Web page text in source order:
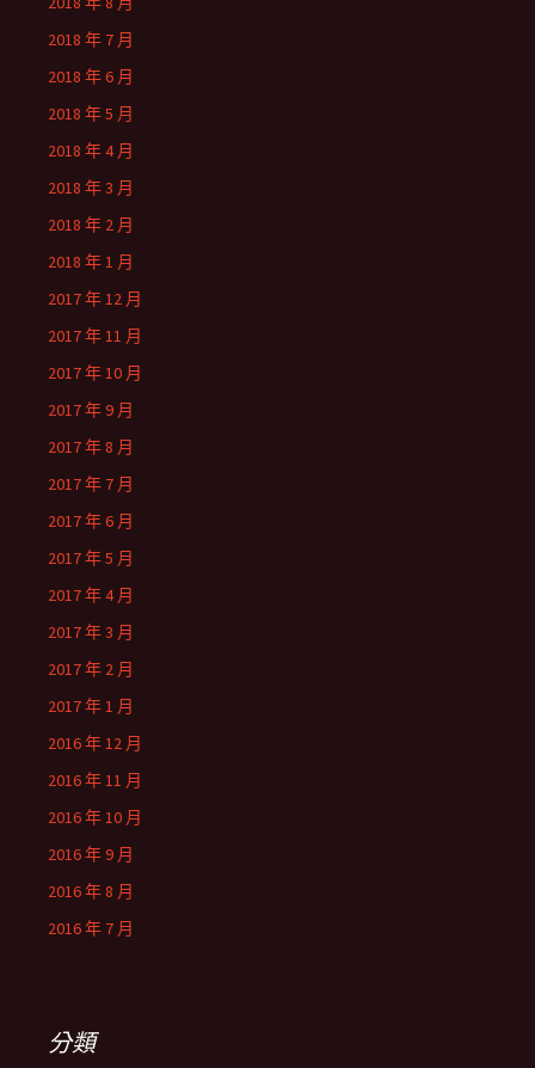
2018 年 7 月
2018 年 6 月
2018 年 5 月
2018 年 4 月
2018 年 3 月
2018 年 2 月
2018 年 1 月
2017 年 12 月
2017 年 11 月
2017 年 10 月
2017 年 9 月
2017 年 8 月
2017 年 7 月
2017 年 6 月
2017 年 5 月
2017 年 4 月
2017 年 3 月
2017 年 2 月
2017 年 1 月
2016 年 12 月
2016 年 11 月
2016 年 10 月
2016 年 9 月
2016 年 8 月
2016 年 7 月
分類